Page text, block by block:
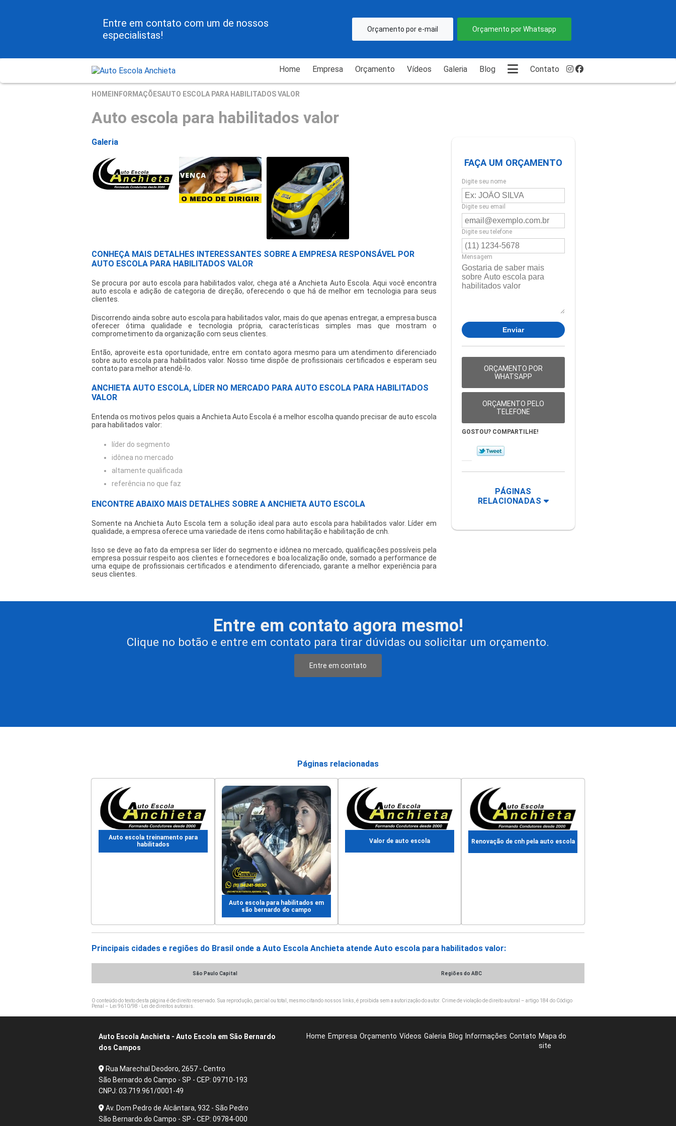
Entre em contato com um de nossos
especialistas!
Orçamento por e-mail Orçamento por Whatsapp
Home Empresa Orçamento Vídeos Galeria Blog Contato
HOME INFORMAÇÕESAUTO ESCOLA PARA HABILITADOS VALOR
Auto escola para habilitados valor
Galeria
CONHEÇA MAIS DETALHES INTERESSANTES SOBRE A EMPRESA RESPONSÁVEL POR
AUTO ESCOLA PARA HABILITADOS VALOR
Se procura por auto escola para habilitados valor, chega até a Anchieta Auto Escola. Aqui você encontra
auto escola e adição de categoria de direção, oferecendo o que há de melhor em tecnologia para seus
clientes.
Discorrendo ainda sobreauto escola para habilitados valor, mais do que apenas entregar, a empresa busca
oferecer ótima qualidade e tecnologia própria, características simples mas que mostram o
comprometimento da organização com seus clientes.
Então, aproveite esta oportunidade, entre em contato agora mesmo para um atendimento diferenciado
sobreauto escola para habilitados valor. Nosso time dispõe de profissionais certificados e esperam seu
contato para melhor atendê-lo.
ANCHIETA AUTO ESCOLA, LÍDER NO MERCADO PARA AUTO ESCOLA PARA HABILITADOS
VALOR
Entenda os motivos pelos quais a Anchieta Auto Escola é a melhor escolha quando precisar de auto escola
para habilitados valor:
líder do segmento
idônea no mercado
altamente qualificada
referência no que faz
ENCONTRE ABAIXO MAIS DETALHES SOBRE A ANCHIETA AUTO ESCOLA
Somente na Anchieta Auto Escola tem a solução ideal para auto escola para habilitados valor. Líder em
qualidade, a empresa oferece uma variedade de itens como habilitação e habilitação de cnh.
Isso se deve ao fato da empresa ser líder do segmento e idônea no mercado, qualificações possíveis pela
empresa possuir respeito aos clientes e fornecedores e boa localização onde, somado a performance de
uma equipe de profissionais certificados e atendimento diferenciado, garante a melhor experiência para
seus clientes.
FAÇA UM ORÇAMENTO
Digite seu nome
Digite seu email
Digite seu telefone
Mensagem
ORÇAMENTO POR
WHATSAPP
ORÇAMENTO PELO
TELEFONE
GOSTOU? COMPARTILHE!
PÁGINAS
RELACIONADAS
Entre em contato agora mesmo!
Clique no botão e entre em contato para tirar dúvidas ou solicitar um orçamento.
Entre em contato
Páginas relacionadas
Auto escola treinamento para
habilitados
Auto escola para habilitados em
são bernardo do campo
Valor de auto escola Renovação de cnh pela auto escola
Principais cidades e regiões do Brasil onde a Auto Escola Anchieta atende Auto escola para habilitados valor:
São Paulo Capital Regiões do ABC
O conteúdo do texto desta página é de direito reservado. Sua reprodução, parcial ou total, mesmo citando nossos links, é proibida sem a autorização do autor. Crime de violação de direito autoral – artigo 184 do Código
Penal –
Lei 9610/98 - Lei de direitos autorais
Auto Escola Anchieta - Auto Escola em São Bernardo
dos Campos
Rua Marechal Deodoro, 2657 - Centro
São Bernardo do Campo - SP - CEP: 09710-193
CNPJ: 03.719.961/0001-49
Av. Dom Pedro de Alcântara, 932 - São Pedro
São Bernardo do Campo - SP - CEP: 09784-000
Home Empresa Orçamento Vídeos Galeria Blog Informações Contato Mapa do
site